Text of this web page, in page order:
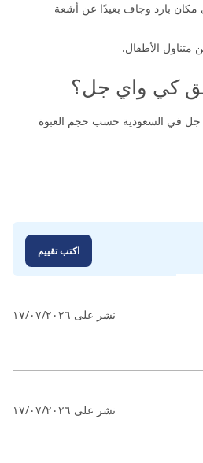
بارد وجاف بعيدًا عن أشعة
كي واي جل؟
في السعودية حسب حجم العبوة
اكتب تقييم
نشر على ١٧/٠٧/٢٠٢٦
نشر على ١٧/٠٧/٢٠٢٦